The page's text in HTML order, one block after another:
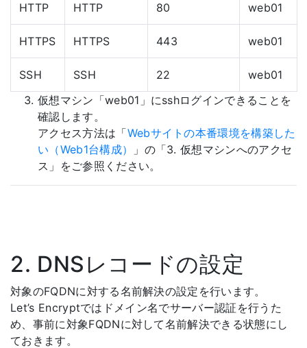
HTTP HTTP 80 web01
HTTPS HTTPS 443 web01
SSH SSH 22
web01
仮想マシン「web01」にsshログインできることを
確認します。
アクセス方法は「Webサイトの本番環境を構築した
い（Web1台構成）
」の「3. 仮想マシンへのアクセ
ス」をご参照ください。
2. DNSレコードの設定
対象のFQDNに対する名前解決の設定を行います。
Let’s Encryptではドメイン名でサーバー認証を行うた
め、事前に対象FQDNに対して名前解決できる状態にし
ておきます。